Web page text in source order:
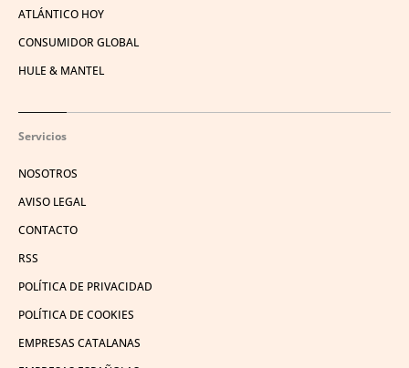
ATLÁNTICO HOY
CONSUMIDOR GLOBAL
HULE & MANTEL
Servicios
NOSOTROS
AVISO LEGAL
CONTACTO
RSS
POLÍTICA DE PRIVACIDAD
POLÍTICA DE COOKIES
EMPRESAS CATALANAS